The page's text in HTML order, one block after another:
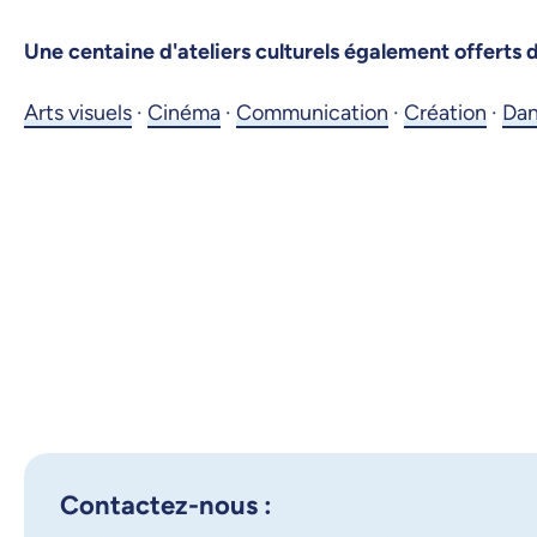
Une centaine d'ateliers culturels également offerts
Arts visuels · Cinéma · Communication · Création ·
Contactez-nous :